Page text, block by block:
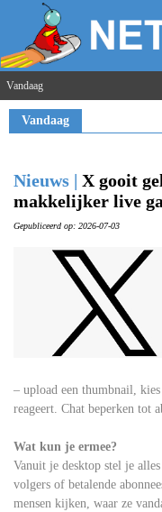
Vandaag
Vandaag
Nieuws | X gooit
makkelijker live
Gepubliceerd op: 2026-07-03
– upload een thumbnail,
reageert. Chat beperken tot
Wat kun je ermee?
Vanuit je desktop stel je
volgers of betalende
mensen kijken, waar ze